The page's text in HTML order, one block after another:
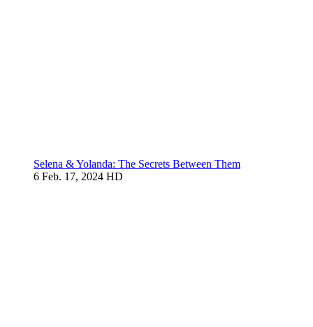
Selena & Yolanda: The Secrets Between Them
6 Feb. 17, 2024 HD